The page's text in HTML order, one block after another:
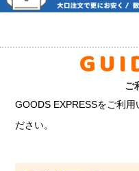
ご
GOODS EXPRESSをご利
ださい。